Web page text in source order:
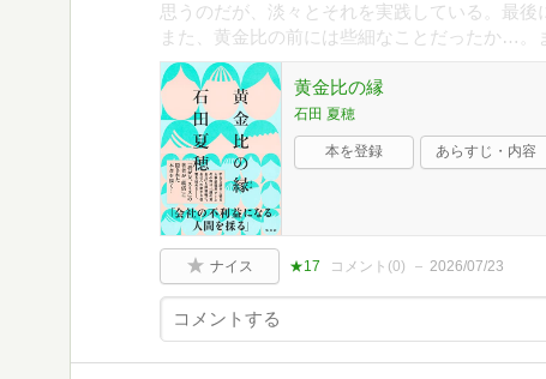
思うのだが、淡々とそれを実践している。最
また、黄金比の前には些細なことだったか…。
黄金比の縁
石田 夏穂
本を登録 あらすじ・内容
ナイス ★17 コメント(0) 2026/07/23